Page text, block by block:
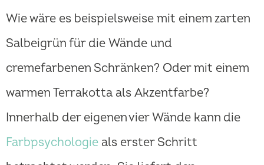
Wie wäre es beispielsweise mit einem zarten
Salbeigrün für die Wände und
cremefarbenen Schränken? Oder mit einem
warmen Terrakotta als Akzentfarbe?
Innerhalb der eigenen vier Wände kann die
Farbpsychologie als erster Schritt